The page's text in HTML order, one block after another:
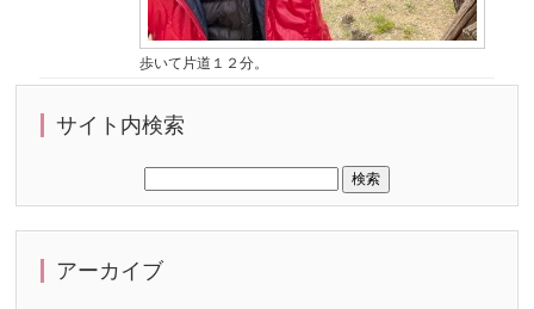
歩いて片道１２分。
サイト内検索
アーカイブ